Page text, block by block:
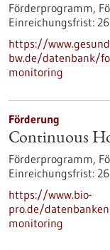
Förderprogramm,
Einreichungsfrist:
https://
bw.de/datenbank/
monitoring
Förderung
Continuous
Förderprogramm,
Einreichungsfrist:
https://www.bio-
pro.de/
monitoring